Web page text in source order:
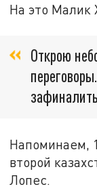
На это Малик
Открою
Напоминаем,
второй
Лопес.